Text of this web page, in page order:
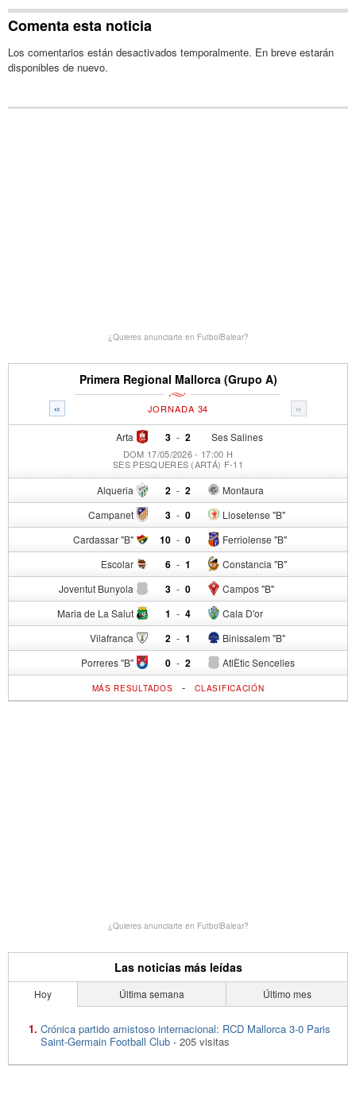
Comenta esta noticia
Los comentarios están desactivados temporalmente. En breve estarán
disponibles de nuevo.
¿Quieres anunciarte en FutbolBalear?
Primera Regional Mallorca (Grupo A)
« »
JORNADA 34
Arta 3 - Ses Salines
2
DOM 17/05/2026 - 17:00 H
SES PESQUERES (ARTÁ) F-11
Alqueria 2 - Montaura
2
Campanet 3 - Llosetense "B"
0
Cardassar "B" 10 - Ferriolense "B"
0
Escolar 6 - Constancia "B"
1
Joventut Bunyola 3 - Campos "B"
0
Maria de La Salut 1 - Cala D'or
4
Vilafranca 2 - Binissalem "B"
1
Porreres "B" 0 - AtlÈtic Sencelles
2
MÁS RESULTADOS -CLASIFICACIÓN
¿Quieres anunciarte en FutbolBalear?
Las noticias más leídas
Hoy Última semana Último mes
Crónica partido amistoso internacional: RCD Mallorca 3-0 Paris
Saint-Germain Football Club - 205 visitas